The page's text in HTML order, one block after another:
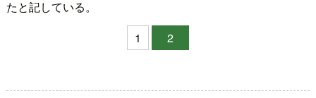
たと記している。
1
2